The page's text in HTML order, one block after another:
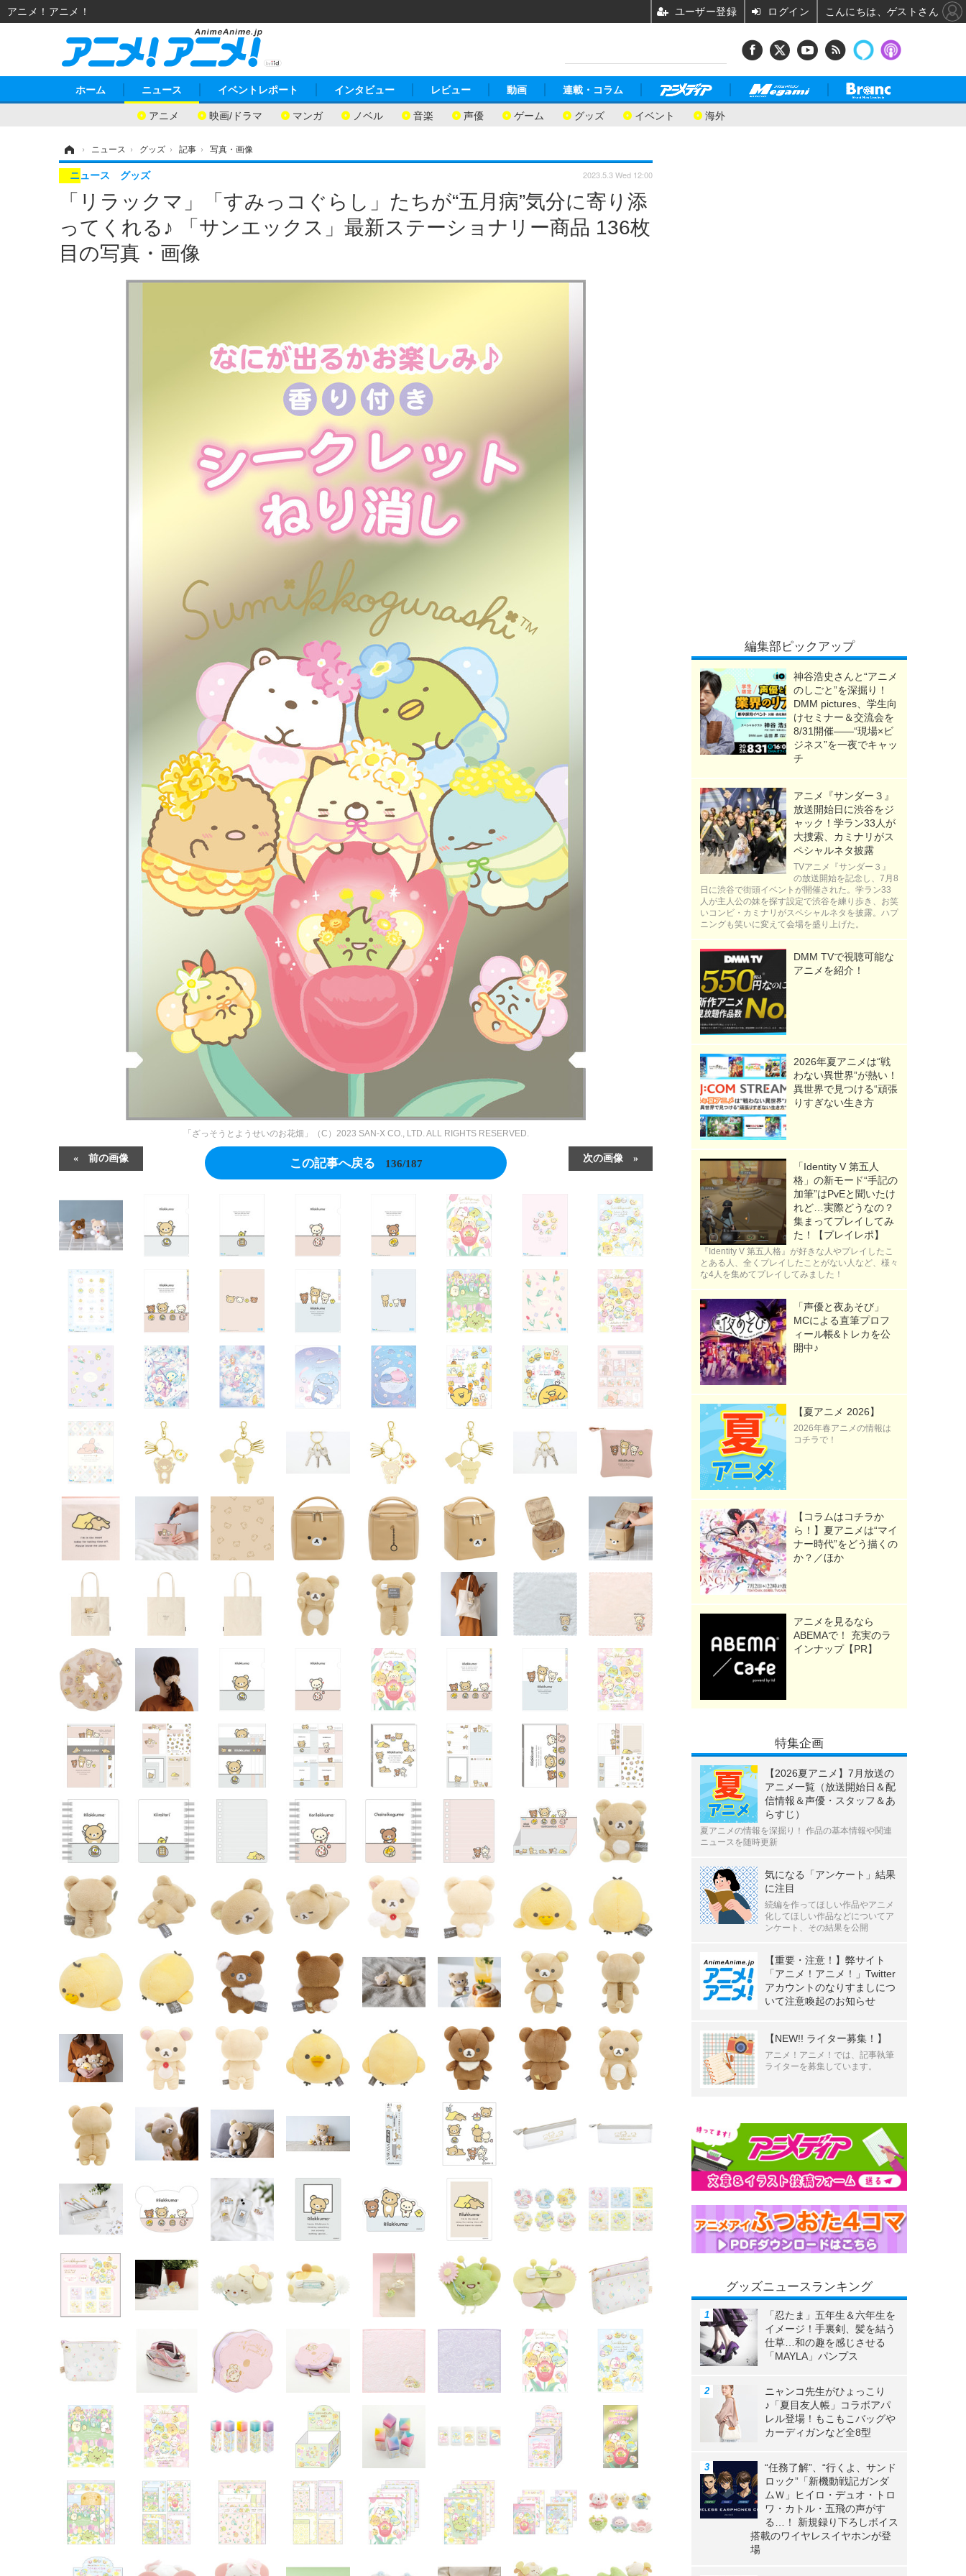
ホーム ニュース
アニメ 映画/ドラマ マンガ ノベル 音楽 声優 ゲーム グッズ イベント 海外
イベントレポート インタビュー レビュー 動画 連載・コラム
› ニュース › グッズ › 記事 › 写真・画像
「リラックマ」「すみっコぐらし」たちが“五月病”気分に寄り添
ってくれる♪ 「サンエックス」最新ステーショナリー商品 136枚
目の写真・画像
ニュース グッズ 2023.5.3 Wed 12:00
「ざっそうとようせいのお花畑」（C）2023 SAN-X CO., LTD. ALL RIGHTS RESERVED.
前の画像 次の画像
この記事へ戻る 136/187
編集部ピックアップ
神谷浩史さんと“アニメ
のしごと”を深掘り！
DMM pictures、学生向
けセミナー＆交流会を
8/31開催――“現場×ビ
ジネス”を一夜でキャッ
チ
アニメ『サンダー３』
放送開始日に渋谷をジ
ャック！学ラン33人が
大捜索、カミナリがス
ペシャルネタ披露
TVアニメ『サンダー３』
の放送開始を記念し、7月8
日に渋谷で街頭イベントが開催された。学ラン33
人が主人公の妹を探す設定で渋谷を練り歩き、お笑
いコンビ・カミナリがスペシャルネタを披露。ハプ
ニングも笑いに変えて会場を盛り上げた。
DMM TVで視聴可能な
アニメを紹介！
2026年夏アニメは“戦
わない異世界”が熱い！
異世界で見つける“頑張
りすぎない生き方
「Identity V 第五人
格」の新モード“手記の
加筆”はPvEと聞いたけ
れど…実際どうなの？
集まってプレイしてみ
た！【プレイレポ】
『Identity V 第五人格』が好きな人やプレイしたこ
とある人、全くプレイしたことがない人など、様々
な4人を集めてプレイしてみました！
「声優と夜あそび」
MCによる直筆プロフ
ィール帳&トレカを公
開中♪
【夏アニメ 2026】
2026年春アニメの情報は
コチラで！
【コラムはコチラか
ら！】夏アニメは“マイ
ナー時代”をどう描くの
か？／ほか
アニメを見るなら
ABEMAで！ 充実のラ
インナップ【PR】
特集企画
【2026夏アニメ】7月放送の
アニメ一覧（放送開始日＆配
信情報＆声優・スタッフ＆あ
らすじ）
夏アニメの情報を深掘り！ 作品の基本情報や関連
ニュースを随時更新
気になる「アンケート」結果
に注目
続編を作ってほしい作品やアニメ
化してほしい作品などについてア
ンケート、その結果を公開
【重要・注意！】弊サイト
「アニメ！アニメ！」Twitter
アカウントのなりすましにつ
いて注意喚起のお知らせ
【NEW!! ライター募集！】
アニメ！アニメ！では、記事執筆
ライターを募集しています。
グッズニュースランキング
「忍たま」五年生＆六年生を
イメージ！手裏剣、髪を結う
仕草…和の趣を感じさせる
「MAYLA」パンプス
ニャンコ先生がひょっこり
♪「夏目友人帳」コラボアパ
レル登場！もこもこバッグや
カーディガンなど全8型
“任務了解”、“行くよ、サンド
ロック”「新機動戦記ガンダ
ムＷ」ヒイロ・デュオ・トロ
ワ・カトル・五飛の声がす
る…！ 新規録り下ろしボイス
搭載のワイヤレスイヤホンが登
場
アニメ！アニメ！ ユーザー登録 ログイン こんにちは、ゲストさん